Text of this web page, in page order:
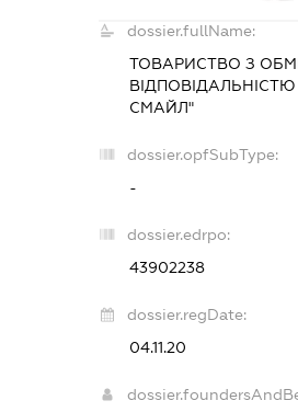
dossier.fullName:
ТОВАРИСТВО З
ВІДПОВІДАЛЬНІСТЮ
СМАЙЛ"
dossier.opfSubType:
-
dossier.edrpo:
43902238
dossier.regDate:
04.11.20